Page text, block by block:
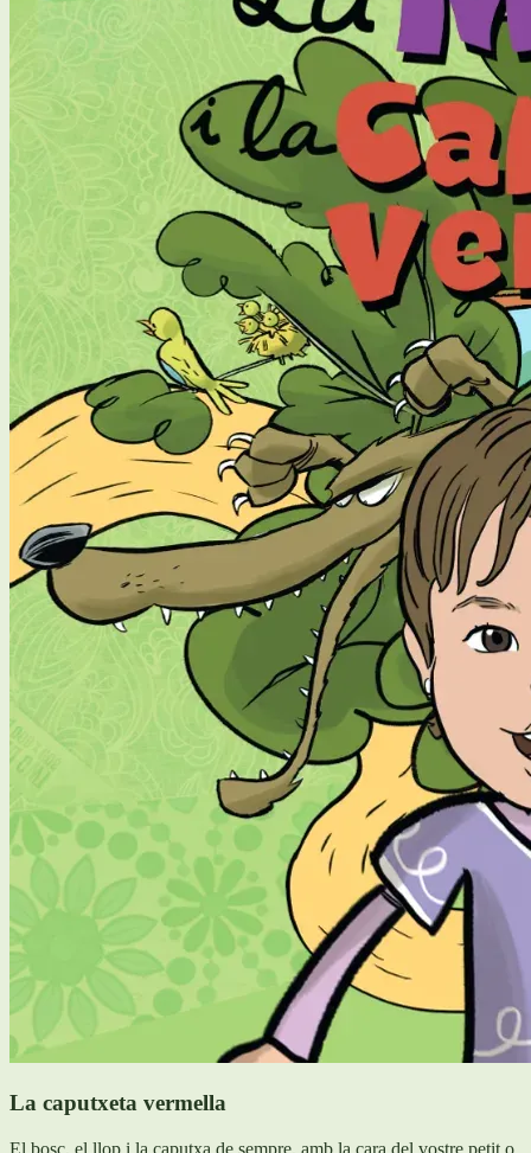
La caputxeta vermella
El bosc, el llop i la caputxa de sempre, amb la cara del vostre petit o